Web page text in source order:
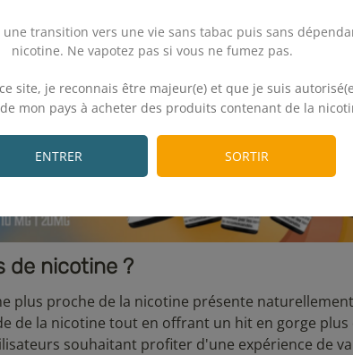
une transition vers une vie sans tabac puis sans
nicotine. Ne vapotez pas si vous ne fumez pas.
site, je reconnais être majeur(e) et que je suis
mon pays à acheter des produits contenant de la
ENTRER SORTIR
de nicotine ?
plus proche de la nicotine présente
de la nicotine tout en offrant un hit en gorge plus
souhaitant profiter d'une expérience de